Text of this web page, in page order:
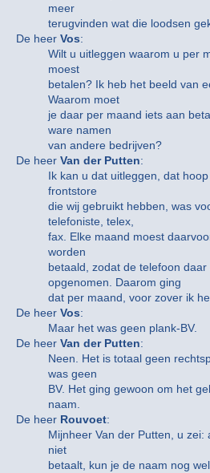
meer
terugvinden wat die loodsen
De heer Vos:
Wilt u uitleggen waarom u per
moest
betalen? Ik heb het beeld van
Waarom moet
je daar per maand iets aan
ware namen
van andere bedrijven?
De heer Van der Putten:
Ik kan u dat uitleggen, dat
frontstore
die wij gebruikt hebben, was
telefoniste, telex,
fax. Elke maand moest
worden
betaald, zodat de telefoon daar
opgenomen. Daarom ging
dat per maand, voor zover ik
De heer Vos:
Maar het was geen plank-BV.
De heer Van der Putten:
Neen. Het is totaal geen
was geen
BV. Het ging gewoon om het
naam.
De heer Rouvoet:
Mijnheer Van der Putten, u
niet
betaalt, kun je de naam nog